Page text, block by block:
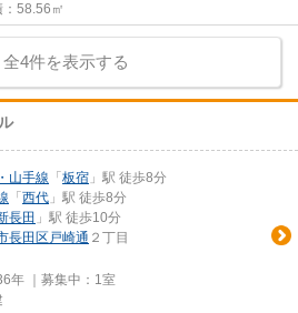
：58.56㎡
全4件を表示する
山手線 「 板宿 」駅 徒歩8分
「 西代 」駅 徒歩8分
長田 」駅 徒歩10分
長田区 戸崎通 ２丁目
年 ｜募集中： 1室